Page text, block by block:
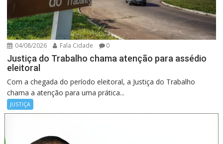
04/08/2026 Fala Cidade 0
Justiça do Trabalho chama atenção para assédio
eleitoral
Com a chegada do período eleitoral, a Justiça do Trabalho
chama a atenção para uma prática...
JUSTIÇA